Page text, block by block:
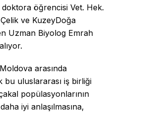
doktora öğrencisi Vet. Hek.
ve KuzeyDoğa
Uzman Biyolog Emrah
arasında
bu uluslararası iş birliği
popülasyonlarının
iyi anlaşılmasına,